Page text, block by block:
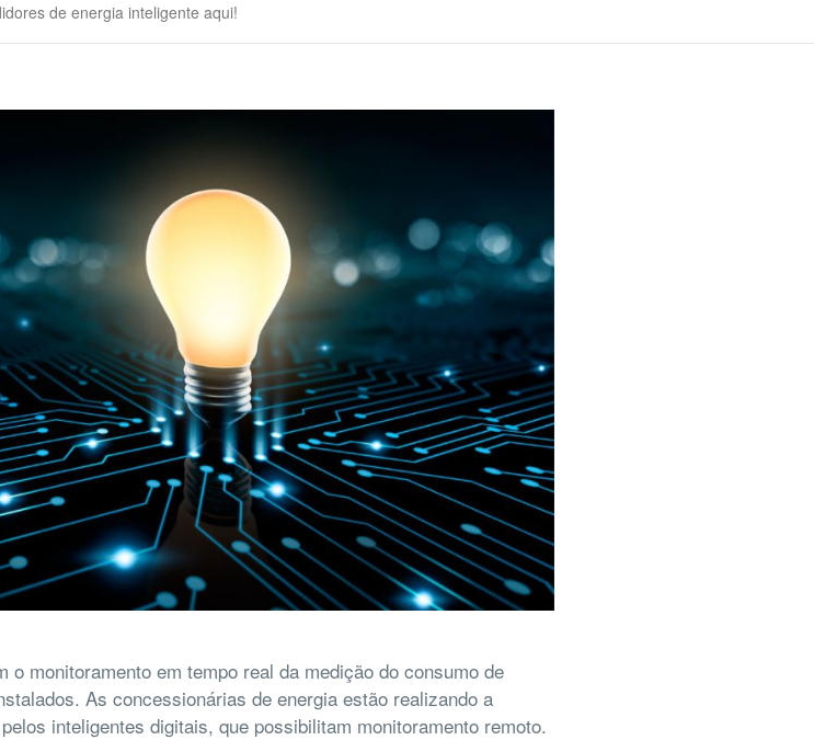
de energia inteligente aqui!
monitoramento em tempo real da medição do consumo de
As concessionárias de energia estão realizando a
inteligentes digitais, que possibilitam monitoramento remoto.